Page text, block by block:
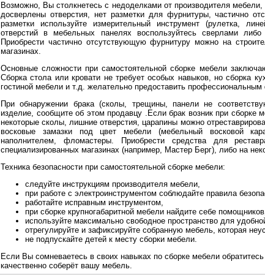
Возможно, Вы столкнетесь с недоделками от производителя
досверлены отверстия, нет разметки для фурнитуры, частично
разметки используйте измерительный инструмент (рулетка,
отверстий в мебельных панелях воспользуйтесь сверлами
Приобрести частично отсутствующую фурнитуру можно на
магазинах.
Основные сложности при самостоятельной сборке мебели
Сборка стола или кровати не требует особых навыков, но сборка
гостиной мебели и т.д. желательно предоставить
При обнаружении брака (сколы, трещины, панели не
изделие, сообщите об этом продавцу .Если брак возник при сборке
некоторые сколы, лишние отверстия, царапины можно
восковые замазки под цвет мебели (мебельный восковой
наполнителем, фломастеры. Приобрести средства для
специализированных магазинах (например, Мастер Берг), либо на
Техника безопасности при самостоятельной сборке мебели:
следуйте инструкциям производителя мебели,
при работе с электроинструментом соблюдайте правила
работайте исправным инструментом,
при сборке крупногабаритной мебели найдите себе
используйте максимально свободное пространство для
отрегулируйте и зафиксируйте собранную мебель, которая
не подпускайте детей к месту сборки мебели.
Если Вы сомневаетесь в своих навыках по сборке мебели
качественно соберёт вашу мебель.